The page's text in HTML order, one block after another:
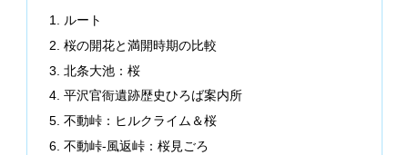
ルート
桜の開花と満開時期の比較
北条大池：桜
平沢官衙遺跡歴史ひろば案内所
不動峠：ヒルクライム＆桜
不動峠-風返峠：桜見ごろ